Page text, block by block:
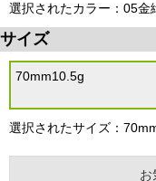
選択されたカラー：05金
サイズ
70mm10.5g
選択されたサイズ：
お